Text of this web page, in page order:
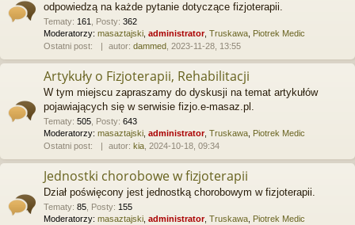
odpowiedzą na każde pytanie dotyczące fizjoterapii.
Tematy: 161 Posty: 362
Moderatorzy: masaztajski administrator, Truskawa Piotrek Medic
Ostatni post:
autor: dammed , 2023-11-28, 13:55
Artykuły o Fizjoterapii, Rehabilitacji
W tym miejscu zapraszamy do dyskusji na temat artykułów
pojawiających się w serwisie fizjo.e-masaz.pl.
Tematy: 505 Posty: 643
Moderatorzy: masaztajski administrator, Truskawa Piotrek Medic
Ostatni post:
autor: kia , 2024-10-18, 09:34
Jednostki chorobowe w fizjoterapii
Dział poświęcony jest jednostką chorobowym w fizjoterapii.
Tematy: 85 Posty: 155
Moderatorzy: masaztajski administrator, Truskawa Piotrek Medic